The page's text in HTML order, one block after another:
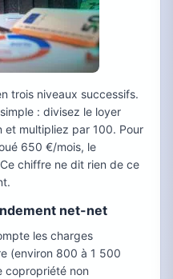
trois niveaux successifs.
: divisez le loyer
et multipliez par 100. Pour
650 €/mois, le
chiffre ne dit rien de ce
net-net
les charges
(environ 800 à 1 500
copropriété non